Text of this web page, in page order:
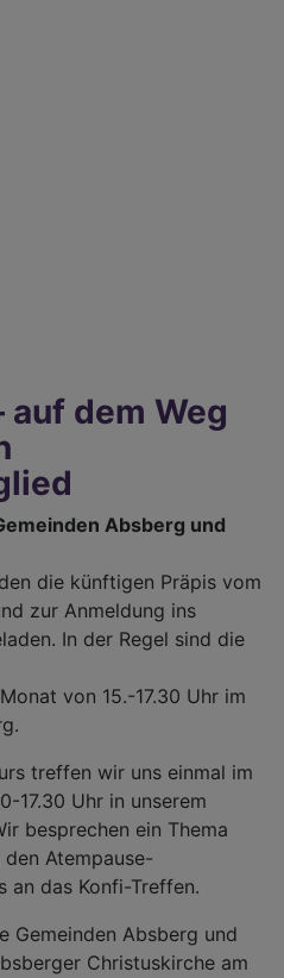
dem Weg
Absberg und
die künftigen Präpis vom
zur Anmeldung ins
In der Regel sind die
von 15.-17.30 Uhr im
treffen wir uns einmal im
17.30 Uhr in unserem
besprechen ein Thema
Atempause-
an das Konfi-Treffen.
Gemeinden Absberg und
Christuskirche am